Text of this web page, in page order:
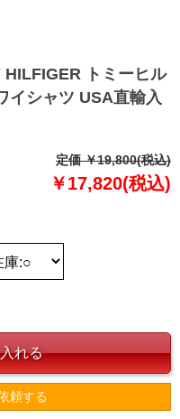
トミーヒル
イシャツ USA直輸入
定価 ￥19,800(税込)
￥17,820(税込)
頼する